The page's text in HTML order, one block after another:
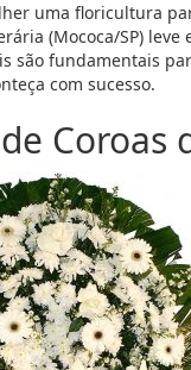
uma floricultura
(Mococa/SP) leve
são fundamentais
com sucesso.
Coroas